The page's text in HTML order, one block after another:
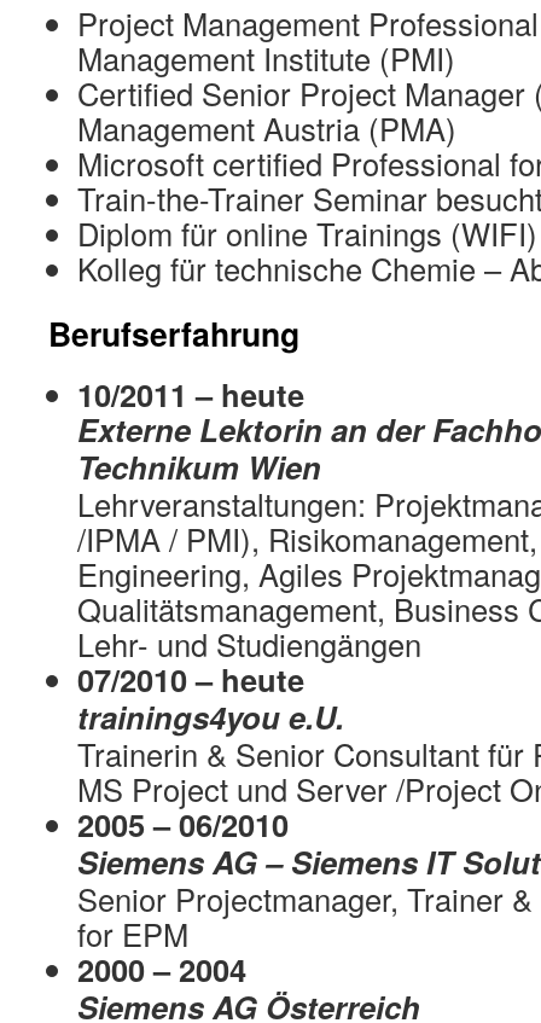
Project Management
Management Institute (PMI)
Certified Senior Project Manager
Management Austria (PMA)
Microsoft certified Professional
Train-the-Trainer Seminar
Diplom für online Trainings (WIFI)
Kolleg für technische Chemie –
Berufserfahrung
10/2011 – heute
Externe Lektorin an der
Technikum Wien
Lehrveranstaltungen:
/IPMA / PMI),
Engineering, Agiles
Qualitätsmanagement, Business
Lehr- und Studiengängen
07/2010 – heute
trainings4you e.U.
Trainerin & Senior Consultant für
MS Project und Server /Project
2005 – 06/2010
Siemens AG – Siemens IT
Senior Projectmanager, Trainer
for EPM
2000 – 2004
Siemens AG Österreich